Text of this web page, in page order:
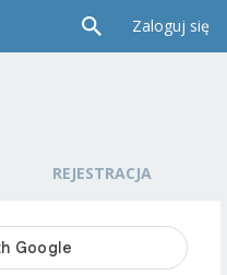
Zaloguj się
REJESTRACJA